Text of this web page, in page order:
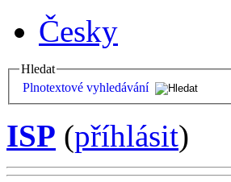
Česky
Hledat
Plnotextové vyhledávání
ISP (příhlásit)